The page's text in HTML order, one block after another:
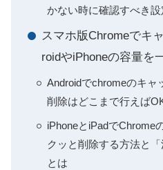
かない時に確認すべき設
スマホ版Chromeでキ
roidやiPhoneの容量を
Androidでchromeのキャ
削除はどこまで行えば
iPhoneとiPadでChrome
クッと削除する方法と
とは